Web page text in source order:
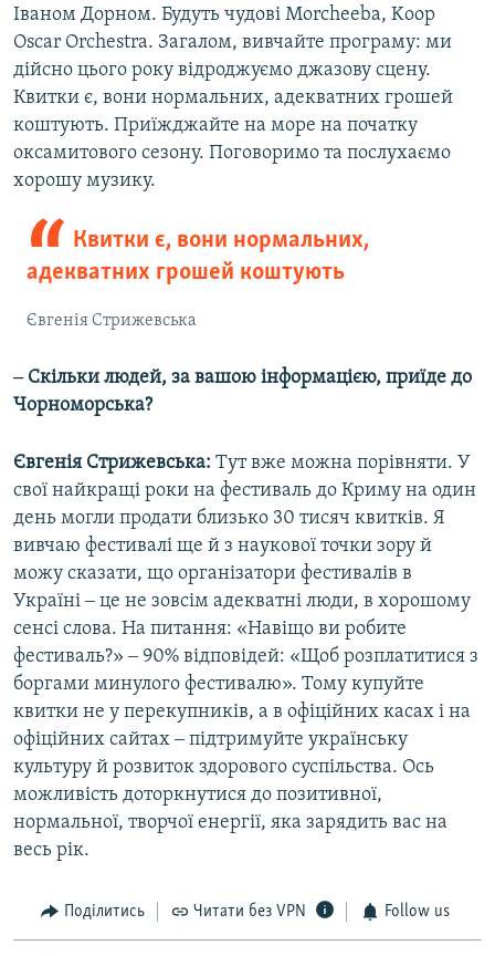
Іваном Дорном. Будуть чудові Morcheeba, Koop
Oscar Orchestra. Загалом, вивчайте програму: ми
дійсно цього року відроджуємо джазову сцену.
Квитки є, вони нормальних, адекватних грошей
коштують. Приїжджайте на море на початку
оксамитового сезону. Поговоримо та послухаємо
хорошу музику.
Квитки є, вони нормальних,
адекватних грошей коштують
Євгенія Стрижевська
‒ Скільки людей, за вашою інформацією, приїде до
Чорноморська?
Євгенія Стрижевська: Тут вже можна порівняти. У
свої найкращі роки на фестиваль до Криму на один
день могли продати близько 30 тисяч квитків. Я
вивчаю фестивалі ще й з наукової точки зору й
можу сказати, що організатори фестивалів в
Україні ‒ це не зовсім адекватні люди, в хорошому
сенсі слова. На питання: «Навіщо ви робите
фестиваль?» ‒ 90% відповідей: «Щоб розплатитися з
боргами минулого фестивалю». Тому купуйте
квитки не у перекупників, а в офіційних касах і на
офіційних сайтах ‒ підтримуйте українську
культуру й розвиток здорового суспільства. Ось
можливість доторкнутися до позитивної,
нормальної, творчої енергії, яка зарядить вас на
весь рік.
Поділитись Читати без VPN Follow us